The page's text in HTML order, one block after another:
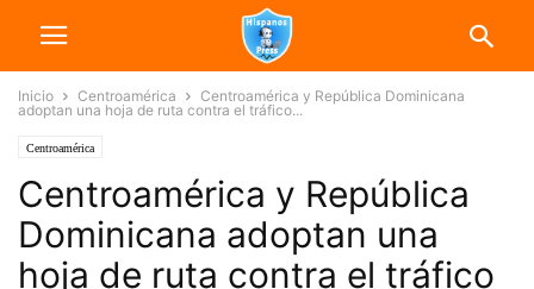
Inicio Centroamérica
Centroamérica y República Dominicana
adoptan una hoja de ruta contra el tráfico...
Centroamérica
Centroamérica y República
Dominicana adoptan una
hoja de ruta contra el tráfico